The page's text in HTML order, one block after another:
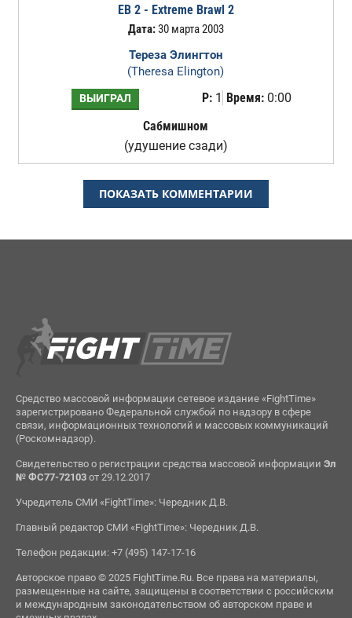
EB 2 - Extreme Brawl 2
Дата:30 марта 2003
Тереза Элингтон
(Theresa Elington)
ВЫИГРАЛ Р:1 Время:0:00
Сабмишном
(удушение сзади)
ПОКАЗАТЬ КОММЕНТАРИИ
Средство массовой информации сетевое издание «FightTime»
зарегистрировано Федеральной службой по надзору в сфере
связи, информационных технологий и массовых коммуникаций
(Роскомнадзор).
Свидетельство о регистрации средства массовой информации Эл
№ ФС77-72103от 29.12.2017
Учредитель СМИ «FightTime»: Чередник Д.В.
Главный редактор СМИ «FightTime»: Чередник Д.В.
Телефон редакции: +7 (495) 147-17-16
Авторское право © 2025 FightTime.Ru. Все права на материалы,
размещенные на сайте, защищены в соответствии с российским
и международным законодательством об авторском праве и